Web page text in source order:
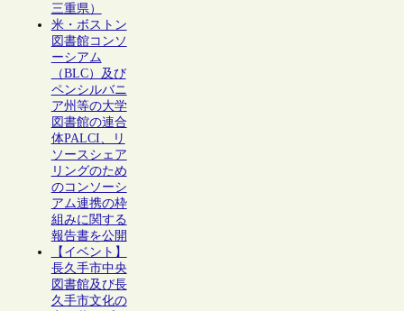
三重県）
米・ボストン
図書館コンソ
ーシアム
（BLC）及び
ペンシルバニ
ア州等の大学
図書館の連合
体PALCI、リ
ソースシェア
リングのため
のコンソーシ
アム連携の枠
組みに関する
報告書を公開
【イベント】
長久手市中央
図書館及び長
久手市文化の